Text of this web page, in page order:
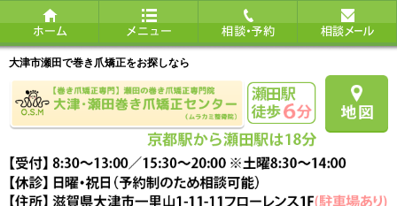
大津市瀬田で巻き爪矯正をお探しなら